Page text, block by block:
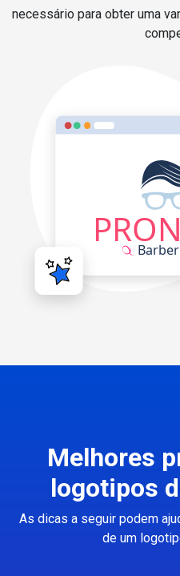
necessário para obter uma
Melhores
logotipos
As dicas a seguir podem
de um